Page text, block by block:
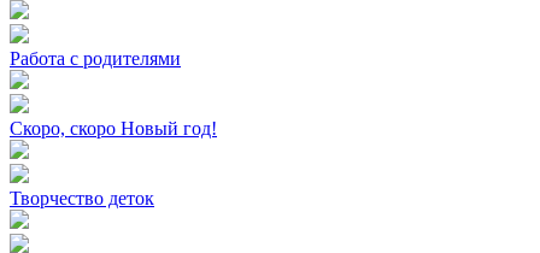
Работа с родителями
Скоро, скоро Новый год!
Творчество деток